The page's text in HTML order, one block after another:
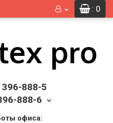
: 0
396-888-5
888-6
офиса: